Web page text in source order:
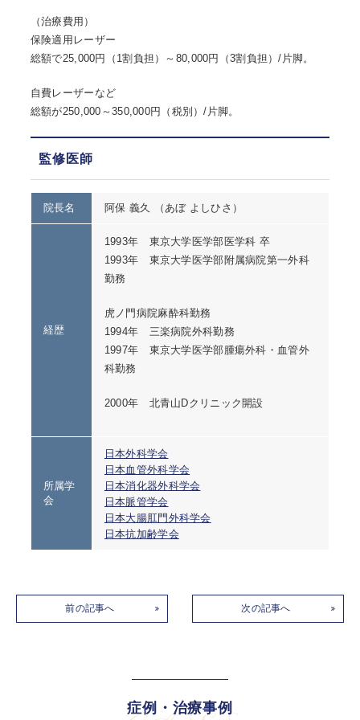
（治療費用）
保険適用レーザー
総額で25,000円（1割負担）～80,000円（3割負担）/片脚。
自費レーザーなど
総額が250,000～350,000円（税別）/片脚。
監修医師
院長名 阿保 義久 （あぼ よしひさ）
経歴
1993年 東京大学医学部医学科 卒
1993年 東京大学医学部附属病院第一外科
勤務
虎ノ門病院麻酔科勤務
1994年 三楽病院外科勤務
1997年 東京大学医学部腫瘍外科・血管外
科勤務
2000年 北青山Dクリニック開設
所属学
会
日本外科学会
日本血管外科学会
日本消化器外科学会
日本脈管学会
日本大腸肛門外科学会
日本抗加齢学会
前の記事へ 次の記事へ
症例・治療事例